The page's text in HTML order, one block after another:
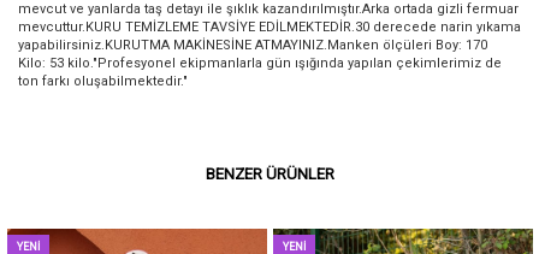
mevcut ve yanlarda taş detayı ile şıklık kazandırılmıştır.Arka ortada gizli fermuar
mevcuttur.KURU TEMİZLEME TAVSİYE EDİLMEKTEDİR.30 derecede narin yıkama
yapabilirsiniz.KURUTMA MAKİNESİNE ATMAYINIZ.Manken ölçüleri Boy: 170
Kilo: 53 kilo."Profesyonel ekipmanlarla gün ışığında yapılan çekimlerimiz de
ton farkı oluşabilmektedir."
BENZER ÜRÜNLER